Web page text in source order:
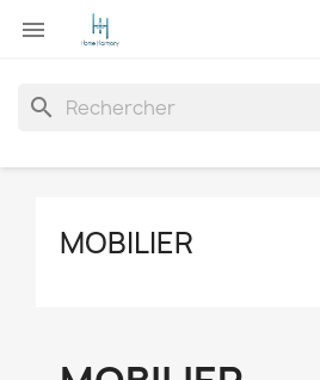

search
MOBILIER